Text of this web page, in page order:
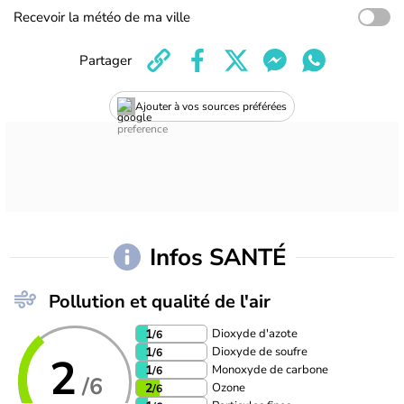
Recevoir la météo de ma ville
Ajouter à vos sources préférées
Partager
Infos SANTÉ
Pollution et qualité de l'air
2 /6
1/6 Dioxyde d'azote
1/6 Dioxyde de soufre
1/6 Monoxyde de carbone
2/6 Ozone